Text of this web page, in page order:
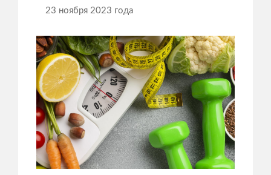
23 ноября 2023 года